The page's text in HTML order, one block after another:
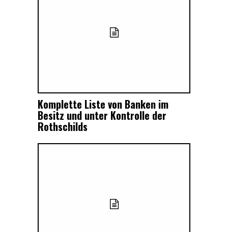
Komplette Liste von Banken im
Besitz und unter Kontrolle der
Rothschilds